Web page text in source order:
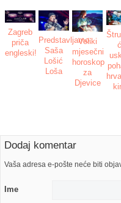
Zagreb
priča
engleski!
Predstavljamo:
Saša
Lošić
Loša
Veliki
mjesečni
horoskop
za
Djevice
Dodaj komentar
Vaša adresa e-pošte neće biti
Ime